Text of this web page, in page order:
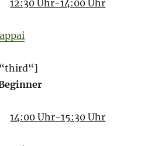
12:30 Uhr-14:00 Uhr
14:00 Uhr-15:30 Uhr